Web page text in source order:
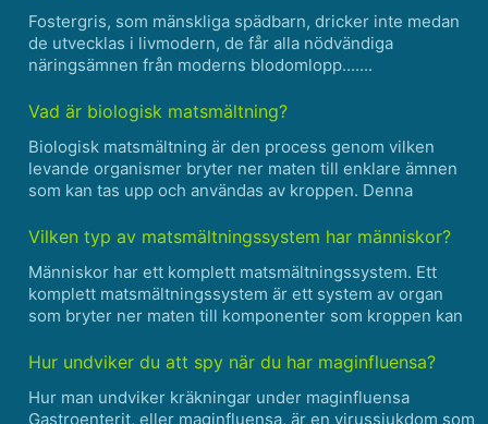
Fostergris, som mänskliga spädbarn, dricker inte medan
de utvecklas i livmodern, de får alla nödvändiga
näringsämnen från moderns blodomlopp.......
Vad är biologisk matsmältning?
Biologisk matsmältning är den process genom vilken
levande organismer bryter ner maten till enklare ämnen
som kan tas upp och användas av kroppen. Denna
fungerar som katalysatorer för specifika kemiska
Vilken typ av matsmältningssystem har människor?
Människor har ett komplett matsmältningssystem. Ett
komplett matsmältningssystem är ett system av organ
som bryter ner maten till komponenter som kroppen kan
matsmältningssystemet består av munnen, matstrupen,
Hur undviker du att spy när du har maginfluensa?
Hur man undviker kräkningar under maginfluensa
Gastroenterit, eller maginfluensa, är en virussjukdom som